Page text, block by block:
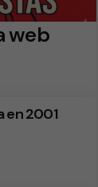
web
en 2001